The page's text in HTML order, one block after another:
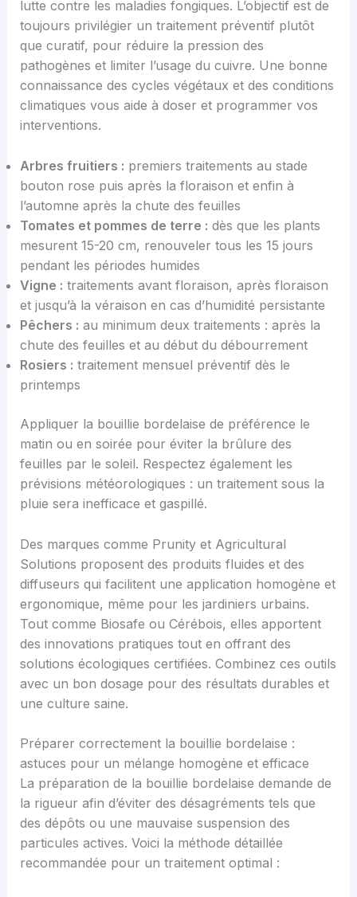
lutte contre les maladies fongiques. L’objectif est de
toujours privilégier un traitement préventif plutôt
que curatif, pour réduire la pression des
pathogènes et limiter l’usage du cuivre. Une bonne
connaissance des cycles végétaux et des conditions
climatiques vous aide à doser et programmer vos
interventions.
Arbres fruitiers : premiers traitements au stade
bouton rose puis après la floraison et enfin à
l’automne après la chute des feuilles
Tomates et pommes de terre : dès que les plants
mesurent 15-20 cm, renouveler tous les 15 jours
pendant les périodes humides
Vigne : traitements avant floraison, après floraison
et jusqu’à la véraison en cas d’humidité persistante
Pêchers : au minimum deux traitements : après la
chute des feuilles et au début du débourrement
Rosiers : traitement mensuel préventif dès le
printemps
Appliquer la bouillie bordelaise de préférence le
matin ou en soirée pour éviter la brûlure des
feuilles par le soleil. Respectez également les
prévisions météorologiques : un traitement sous la
pluie sera inefficace et gaspillé.
Des marques comme Prunity et Agricultural
Solutions proposent des produits fluides et des
diffuseurs qui facilitent une application homogène et
ergonomique, même pour les jardiniers urbains.
Tout comme Biosafe ou Cérébois, elles apportent
des innovations pratiques tout en offrant des
solutions écologiques certifiées. Combinez ces outils
avec un bon dosage pour des résultats durables et
une culture saine.
Préparer correctement la bouillie bordelaise :
astuces pour un mélange homogène et efficace
La préparation de la bouillie bordelaise demande de
la rigueur afin d’éviter des désagréments tels que
des dépôts ou une mauvaise suspension des
particules actives. Voici la méthode détaillée
recommandée pour un traitement optimal :